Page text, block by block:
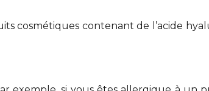
cosmétiques contenant de l’acide